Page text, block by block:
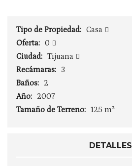
Tipo de Propiedad: Casa
Oferta: 0
Ciudad: Tijuana
Recámaras: 3
Baños:
2
Año:
2007
Tamaño de Terreno: 125 m²
DETALLES